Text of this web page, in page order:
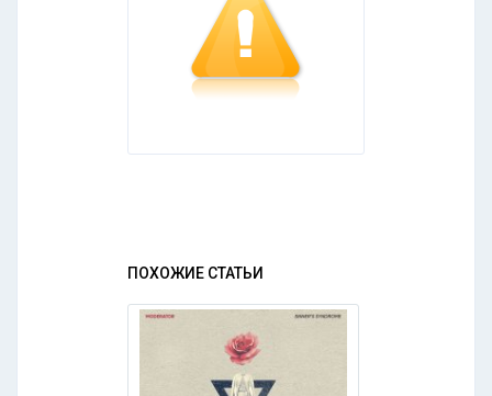
ПОХОЖИЕ СТАТЬИ